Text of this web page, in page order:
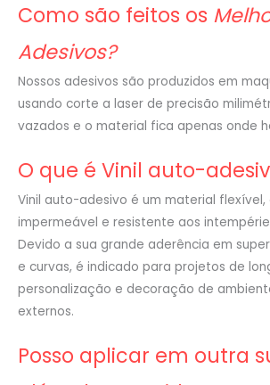
Como são feitos os
Adesivos?
Nossos adesivos são produzidos em
usando corte a laser de precisão
vazados e o material fica apenas onde
O que é Vinil auto-
Vinil auto-adesivo é um material flexível,
impermeável e resistente aos
Devido a sua grande aderência em
e curvas, é indicado para projetos de
personalização e decoração de
externos.
Posso aplicar em outra